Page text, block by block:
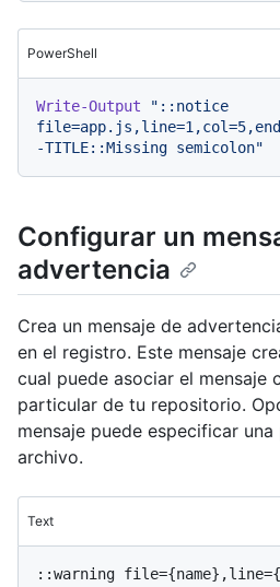
PowerShell
Write-Output
"::notice
-TITLE::Missing semicolon"
Configurar un
advertencia
Crea un mensaje de
en el registro. Este mensaje
cual puede asociar el mensaje
particular de tu repositorio.
mensaje puede especificar
archivo.
Text
::warning